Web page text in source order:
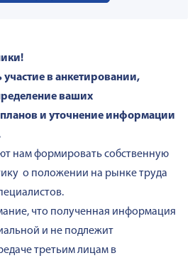
в анкетировании,
ваших
и уточнение информации
нам формировать собственную
о положении на рынке труда
что полученная информация
и не подлежит
третьим лицам в